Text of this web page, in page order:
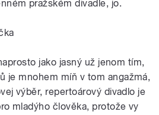
pražském divadle, jo.
jako jasný už jenom tím,
je mnohem míň v tom angažmá,
výběr, repertoárový divadlo je
mladýho člověka, protože vy